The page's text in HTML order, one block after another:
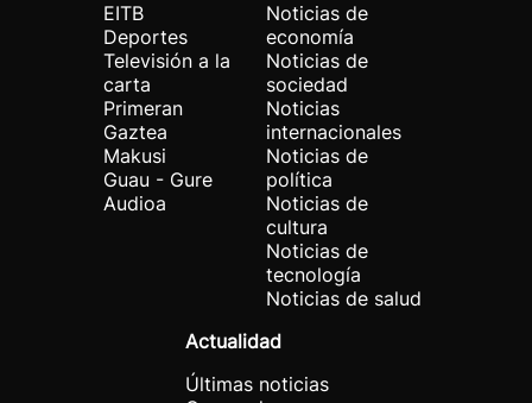
EITB
Deportes
Televisión a la
carta
Primeran
Gaztea
Makusi
Guau - Gure
Audioa
Noticias de
economía
Noticias de
sociedad
Noticias
internacionales
Noticias de
política
Noticias de
cultura
Noticias de
tecnología
Noticias de salud
Actualidad
Últimas noticias